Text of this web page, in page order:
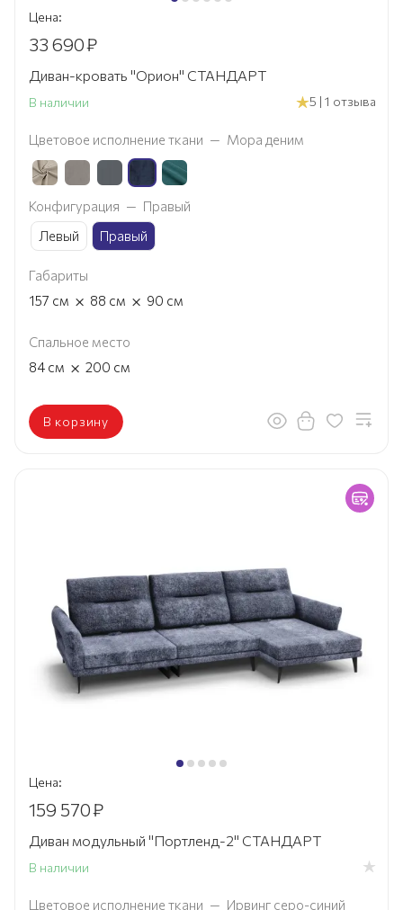
Цена:
33 690₽
Диван-кровать "Орион" СТАНДАРТ
В наличии 5 | 1 отзыва
Цветовое исполнение ткани — Мора деним
Конфигурация — Правый
Левый
Правый
Габариты
157 см × 88 см × 90 см
Спальное место
84 см × 200 см
В корзину
Цена:
159 570₽
Диван модульный "Портленд-2" СТАНДАРТ
В наличии
Цветовое исполнение ткани — Ирвинг серо-синий